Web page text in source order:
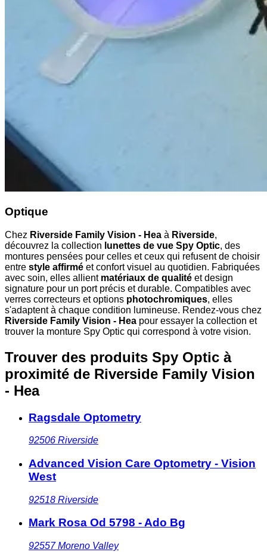
Optique
Chez Riverside Family Vision - Hea à Riverside,
découvrez la collection lunettes de vue Spy Optic, des
montures pensées pour celles et ceux qui refusent de choisir
entre style affirmé et confort visuel au quotidien. Fabriquées
avec soin, elles allient matériaux de qualité et design
signature pour un port précis et durable. Compatibles avec
verres correcteurs et options photochromiques, elles
s'adaptent à chaque condition lumineuse. Rendez-vous chez
Riverside Family Vision - Hea pour essayer la collection et
trouver la monture Spy Optic qui correspond à votre vision.
Trouver des produits Spy Optic à
proximité de Riverside Family Vision
- Hea
Ragsdale Optometry
92506 Riverside
Advanced Vision Care Optometry - Vision
West
92518 Riverside
Mark Rosa Od 5798 - Ado Bg
92557 Moreno Valley